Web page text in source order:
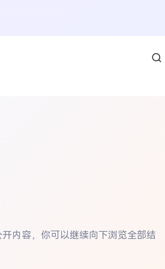
内容，你可以继续向下浏览全部结